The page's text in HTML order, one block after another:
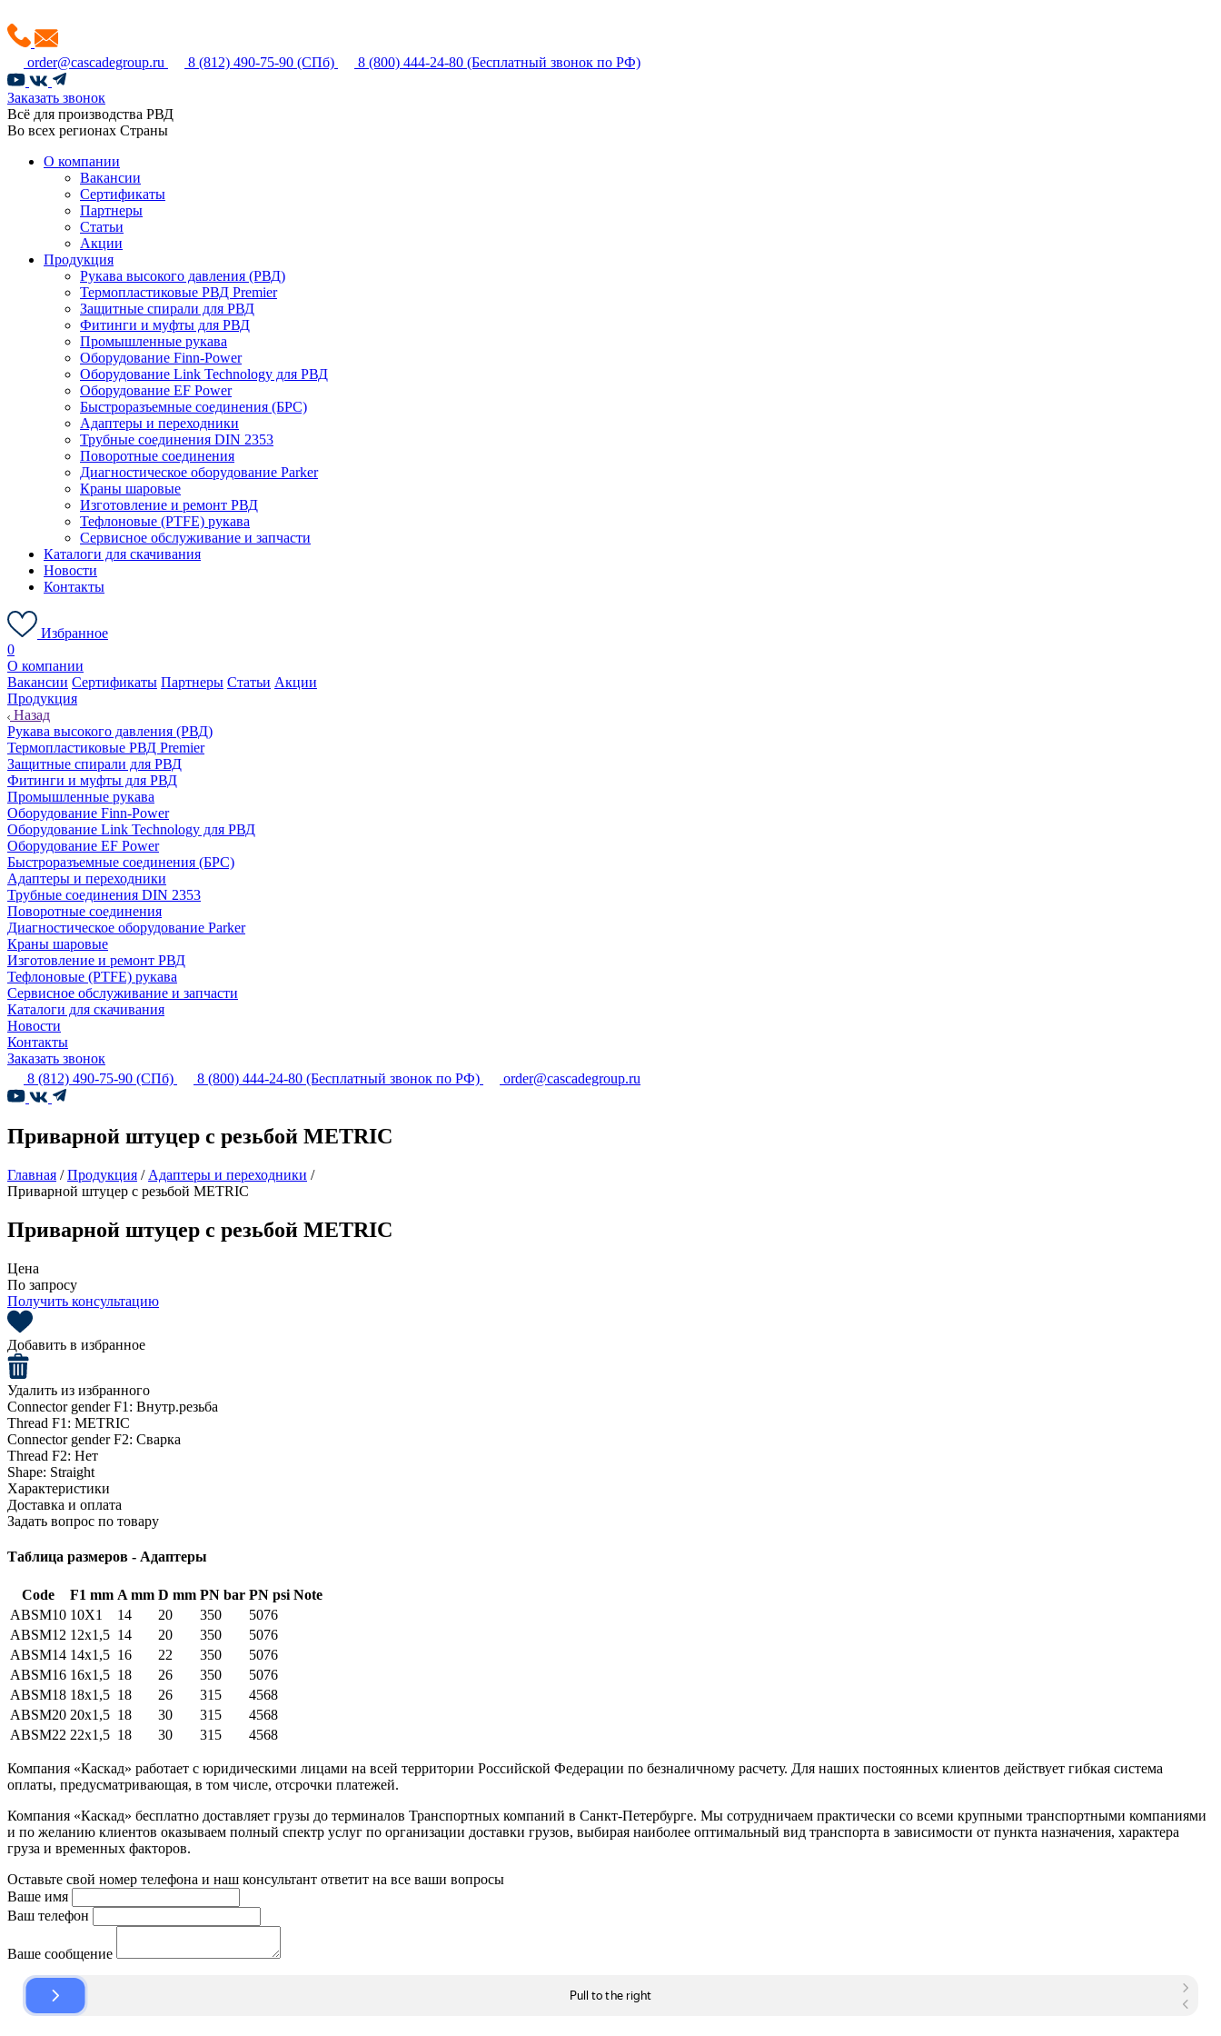
order@cascadegroup.ru 8 (812) 490-75-90 (СПб) 8 (800) 444-24-80 (Бесплатный звонок по РФ)
Заказать звонок
Всё для производства РВД
Во всех регионах Страны
О компании
Вакансии
Сертификаты
Партнеры
Статьи
Акции
Продукция
Рукава высокого давления (РВД)
Термопластиковые РВД Premier
Защитные спирали для РВД
Фитинги и муфты для РВД
Промышленные рукава
Оборудование Finn-Power
Оборудование Link Technology для РВД
Оборудование EF Power
Быстроразъемные соединения (БРС)
Адаптеры и переходники
Трубные соединения DIN 2353
Поворотные соединения
Диагностическое оборудование Parker
Краны шаровые
Изготовление и ремонт РВД
Тефлоновые (PTFE) рукава
Сервисное обслуживание и запчасти
Каталоги для скачивания
Новости
Контакты
Избранное
0
О компании
Вакансии Сертификаты Партнеры Статьи Акции
Продукция
Назад
Рукава высокого давления (РВД)
Термопластиковые РВД Premier
Защитные спирали для РВД
Фитинги и муфты для РВД
Промышленные рукава
Оборудование Finn-Power
Оборудование Link Technology для РВД
Оборудование EF Power
Быстроразъемные соединения (БРС)
Адаптеры и переходники
Трубные соединения DIN 2353
Поворотные соединения
Диагностическое оборудование Parker
Краны шаровые
Изготовление и ремонт РВД
Тефлоновые (PTFE) рукава
Сервисное обслуживание и запчасти
Каталоги для скачивания
Новости
Контакты
Заказать звонок
8 (812) 490-75-90 (СПб) 8 (800) 444-24-80 (Бесплатный звонок по РФ) order@cascadegroup.ru
Приварной штуцер с резьбой METRIC
Главная /Продукция / Адаптеры и переходники /
Приварной штуцер с резьбой METRIC
Приварной штуцер с резьбой METRIC
Цена
По запросу
Получить консультацию
Добавить в избранное
Удалить из избранного
Connector gender F1: Внутр.резьба
Thread F1: METRIC
Connector gender F2: Сварка
Thread F2: Нет
Shape: Straight
Характеристики
Доставка и оплата
Задать вопрос по товару
Таблица размеров - Адаптеры
Code F1 mm A mm D mm PN bar PN psi Note
ABSM10 10X1 14 20 350
5076
ABSM12 12x1,5 14 20 350
5076
ABSM14 14x1,5 16 22 350
5076
ABSM16 16x1,5 18 26 350
5076
ABSM18 18x1,5 18 26 315
4568
ABSM20 20x1,5 18 30 315
4568
ABSM22 22x1,5 18 30 315 4568
Компания «Каскад» работает с юридическими лицами на всей территории Российской Федерации по безналичному расчету. Для наших постоянных клиентов действует гибкая система
оплаты, предусматривающая, в том числе, отсрочки платежей.
Компания «Каскад» бесплатно доставляет грузы до терминалов Транспортных компаний в Санкт-Петербурге. Мы сотрудничаем практически со всеми крупными транспортными компаниями
и по желанию клиентов оказываем полный спектр услуг по организации доставки грузов, выбирая наиболее оптимальный вид транспорта в зависимости от пункта назначения, характера
груза и временных факторов.
Оставьте свой номер телефона и наш консультант ответит на все ваши вопросы
Ваше имя
Ваш телефон
Ваше сообщение